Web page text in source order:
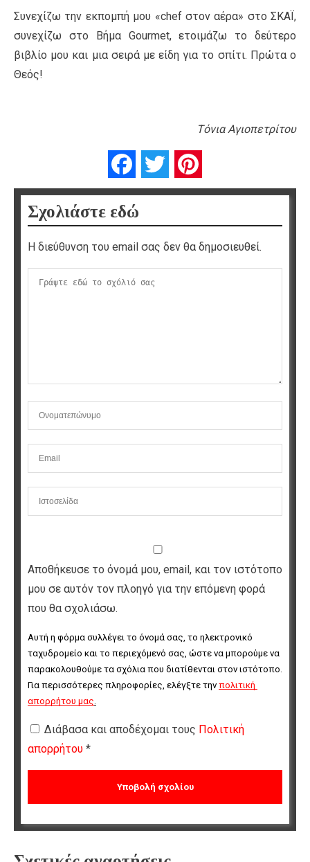
Συνεχίζω την εκπομπή μου «chef στον αέρα» στο ΣΚΑΪ,
συνεχίζω στο Βήμα Gourmet, ετοιμάζω το δεύτερο
βιβλίο μου και μια σειρά με είδη για το σπίτι. Πρώτα ο
Θεός!
Τόνια Αγιοπετρίτου
FacebookTwitter
Σχολιάστε εδώ
Η διεύθυνση του email σας δεν θα δημοσιευθεί.
Αποθήκευσε το όνομά μου, email, και τον ιστότοπο
μου σε αυτόν τον πλοηγό για την επόμενη φορά
που θα σχολιάσω.
Αυτή η φόρμα συλλέγει το όνομά σας, το ηλεκτρονικό
ταχυδρομείο και το περιεχόμενό σας, ώστε να μπορούμε να
παρακολουθούμε τα σχόλια που διατίθενται στον ιστότοπο.
Για περισσότερες πληροφορίες, ελέγξτε την πολιτική
απορρήτου μας
Διάβασα και αποδέχομαι τους Πολιτική
απορρήτου *